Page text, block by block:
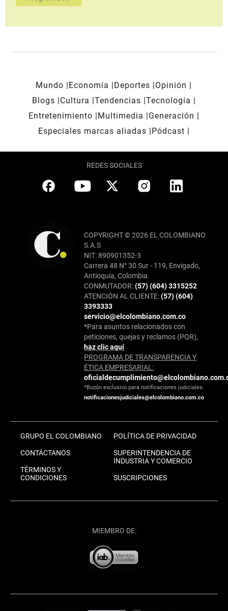
Mundo Economía Deportes
Opinión
Blogs
Cultura Tendencias Tecnología
Entretenimiento
Multimedia
Generación
Especiales marcas aliadas
Pódcast
REDES SOCIALES
COPYRIGHT © 2026 EL COLOMBIANO
S.A.S
NIT: 890901352-3
Carrera 48 N° 30 Sur - 119, Envigado,
Antioquia, Colombia.
CONMUTADOR:(57) (604) 3315252
ATENCIÓN AL CLIENTE:(57) (604)
3393333
servicio@elcolombiano.com.co
*Para asuntos relacionados con
peticiones, quejas y reclamos (PQR),
haz clic aquí
PROGRAMA DE TRANSPARENCIA Y
ÉTICA EMPRESARIAL:
*Buzón exclusivo para notificaciones judiciales:
notificacionesjudiciales@elcolombiano.com.co
GRUPO EL COLOMBIANO
CONTÁCTANOS
TÉRMINOS Y
CONDICIONES
POLÍTICA DE PRIVACIDAD
SUPERINTENDENCIA DE
INDUSTRIA Y COMERCIO
SUSCRIPCIONES
MIEMBRO DE: